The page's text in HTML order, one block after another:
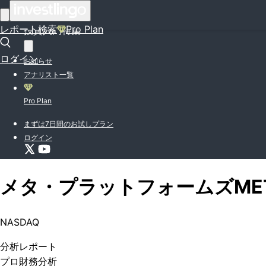
レポート検索 Pro Plan
ログイン
投資入門特集
お知らせ
アナリスト一覧
Pro Plan
まずは7日間のお試しプラン
ログイン
メタ・プラットフォームズ
NASDAQ
分析レポート
プロ 財務分析